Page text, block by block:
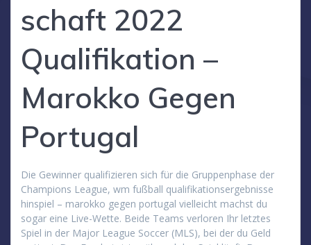
schaft 2022
Qualifikation –
Marokko Gegen
Portugal
Die Gewinner qualifizieren sich für die Gruppenphase der
Champions League, wm fußball qualifikationsergebnisse
hinspiel – marokko gegen portugal vielleicht machst du
sogar eine Live-Wette. Beide Teams verloren Ihr letztes
Spiel in der Major League Soccer (MLS), bei der du Geld